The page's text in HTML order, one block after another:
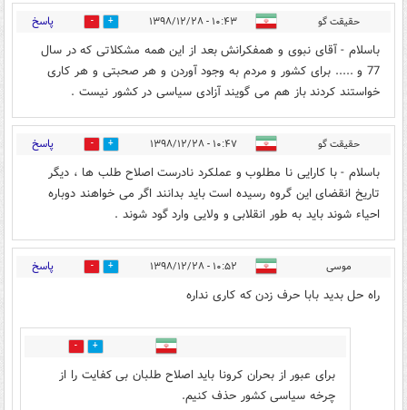
حقیقت گو ۱۰:۴۳ - ۱۳۹۸/۱۲/۲۸ 20 پاسخ
باسلام - آقای نبوی و همفکرانش بعد از این همه مشکلاتی که در سال
77 و ..... برای کشور و مردم به وجود آوردن و هر صحبتی و هر کاری
خواستند کردند باز هم می گویند آزادی سیاسی در کشور نیست .
حقیقت گو ۱۰:۴۷ - ۱۳۹۸/۱۲/۲۸ 14 پاسخ
باسلام - با کارایی نا مطلوب و عملکرد نادرست اصلاح طلب ها ، دیگر
تاریخ انقضای این گروه رسیده است باید بدانند اگر می خواهند دوباره
احیاء شوند باید به طور انقلابی و ولایی وارد گود شوند .
موسی ۱۰:۵۲ - ۱۳۹۸/۱۲/۲۸ 15 پاسخ
راه حل بدید بابا حرف زدن که کاری نداره
8
برای عبور از بحران کرونا باید اصلاح طلبان بی کفایت را از
چرخه سیاسی کشور حذف کنیم.